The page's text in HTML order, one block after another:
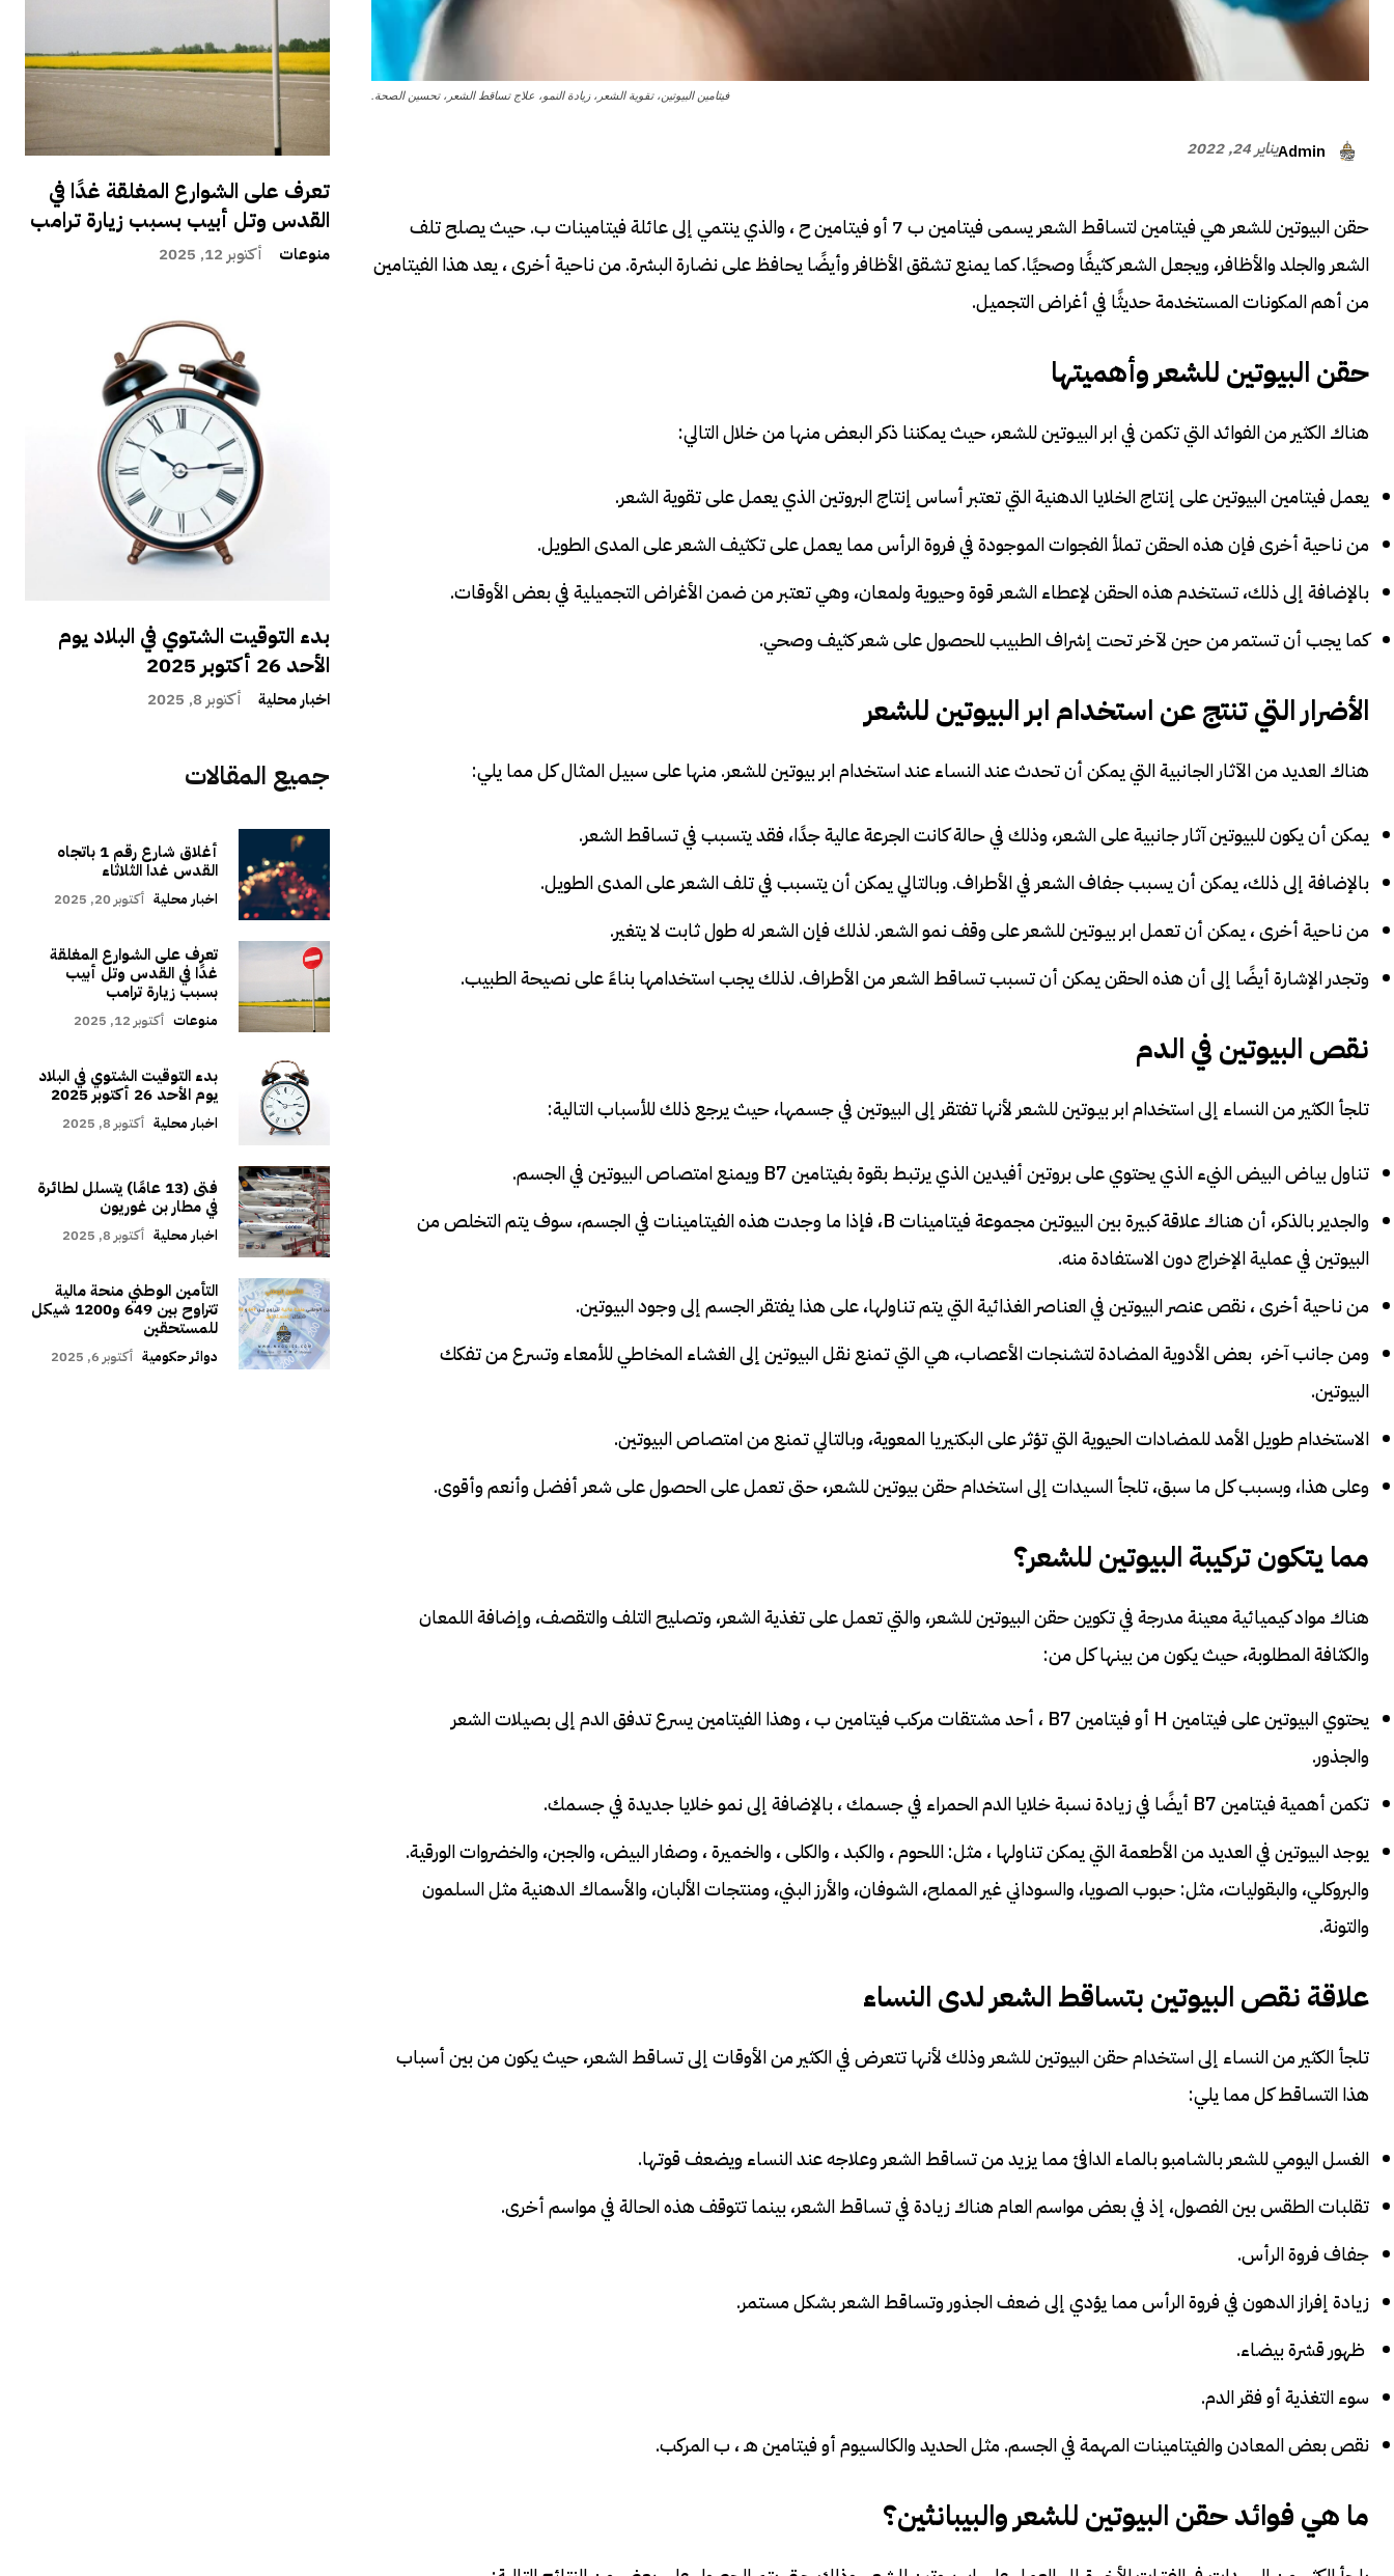
تعرف على الشوارع المغلقة غدًا في
القدس وتل أبيب بسبب زيارة ترامب
منوعات أكتوبر 12, 2025
بدء التوقيت الشتوي في البلاد يوم
الأحد 26 أكتوبر 2025
اخبار محلية أكتوبر 8, 2025
جميع المقالات
أغلاق شارع رقم 1 باتجاه
القدس غدا الثلاثاء
اخبار محلية أكتوبر 20, 2025
تعرف على الشوارع المغلقة
غدًا في القدس وتل أبيب
بسبب زيارة ترامب
منوعات أكتوبر 12, 2025
بدء التوقيت الشتوي في البلاد
يوم الأحد 26 أكتوبر 2025
اخبار محلية أكتوبر 8, 2025
فتى (13 عامًا) يتسلل لطائرة
في مطار بن غوريون
اخبار محلية أكتوبر 8, 2025
التأمين الوطني منحة مالية
تتراوح بين 649 و1200 شيكل
للمستحقين
دوائر حكومية أكتوبر 6, 2025
فيتامين البيوتين، تقوية الشعر، زيادة النمو، علاج تساقط الشعر، تحسين الصحة.
يناير 24, 2022Admin
حقن البيوتين للشعر هي فيتامين لتساقط الشعر يسمى فيتامين ب 7 أو فيتامين ح ، والذي ينتمي إلى عائلة فيتامينات ب. حيث يصلح تلف
الشعر والجلد والأظافر، ويجعل الشعر كثيفًا وصحيًا. كما يمنع تشقق الأظافر وأيضًا يحافظ على نضارة البشرة. من ناحية أخرى ، يعد هذا الفيتامين
من أهم المكونات المستخدمة حديثًا في أغراض التجميل.
حقن البيوتين للشعروأهميتها
هناك الكثير من الفوائد التي تكمن في ابر البيـوتين للشعر، حيث يمكننا ذكر البعض منها من خلال التالي:
يعمل فيتامين البيوتين على إنتاج الخلايا الدهنية التي تعتبر أساس إنتاج البروتين الذي يعمل على تقوية الشعر.
من ناحية أخرى فإن هذه الحقن تملأ الفجوات الموجودة في فروة الرأس مما يعمل على تكثيف الشعر على المدى الطويل.
بالإضافة إلى ذلك، تستخدم هذه الحقن لإعطاء الشعر قوة وحيوية ولمعان، وهي تعتبر من ضمن الأغراض التجميلية في بعض الأوقات.
كما يجب أن تستمر من حين لآخر تحت إشراف الطبيب للحصول على شعر كثيف وصحي.
الأضرار التي تنتج عن استخدام ابر البيوتين للشعر
هناك العديد من الآثار الجانبية التي يمكن أن تحدث عند النساء عند استخدام ابر بيوتين للشعر. منها على سبيل المثال كل مما يلي:
يمكن أن يكون للبيوتين آثار جانبية على الشعر، وذلك في حالة كانت الجرعة عالية جدًا، فقد يتسبب في تساقط الشعر.
بالإضافة إلى ذلك، يمكن أن يسبب جفاف الشعر في الأطراف. وبالتالي يمكن أن يتسبب في تلف الشعر على المدى الطويل.
من ناحية أخرى ، يمكن أن تعمل ابر بيـوتين للشعر على وقف نمو الشعر. لذلك فإن الشعر له طول ثابت لا يتغير.
وتجدر الإشارة أيضًا إلى أن هذه الحقن يمكن أن تسبب تساقط الشعر من الأطراف. لذلك يجب استخدامها بناءً على نصيحة الطبيب.
نقص البيوتين في الدم
تلجأ الكثير من النساء إلى استخدام ابر بيـوتين للشعر لأنها تفتقر إلى البيوتين في جسمها، حيث يرجع ذلك للأسباب التالية:
تناول بياض البيض النيء الذي يحتوي على بروتين أفيدين الذي يرتبط بقوة بفيتامين B7 ويمنع امتصاص البيوتين في الجسم.
والجدير بالذكر، أن هناك علاقة كبيرة بين البيوتين مجموعة فيتامينات B، فإذا ما وجدت هذه الفيتامينات في الجسم، سوف يتم التخلص من
البيوتين في عملية الإخراج دون الاستفادة منه.
من ناحية أخرى ، نقص عنصر البيوتين في العناصر الغذائية التي يتم تناولها، على هذا يفتقر الجسم إلى وجود البيوتين.
ومن جانب آخر، بعض الأدوية المضادة لتشنجات الأعصاب، هي التي تمنع نقل البيوتين إلى الغشاء المخاطي للأمعاء وتسرع من تفكك
البيوتين.
الاستخدام طويل الأمد للمضادات الحيوية التي تؤثر على البكتيريا المعوية، وبالتالي تمنع من امتصاص البيوتين.
وعلى هذا، وبسبب كل ما سبق، تلجأ السيدات إلى استخدام حقن بيوتين للشعر،حتى تعمل على الحصول على شعر أفضل وأنعم وأقوى.
مما يتكون تركيبة البيوتين للشعر؟
هناك مواد كيميائية معينة مدرجة في تكوين حقن البيوتين للشعر، والتي تعمل على تغذية الشعر، وتصليح التلف والتقصف، وإضافة اللمعان
والكثافة المطلوبة، حيث يكون من بينها كل من:
يحتوي البيوتين على فيتامين H أو فيتامين B7 ، أحد مشتقات مركب فيتامين ب ، وهذا الفيتامين يسرع تدفق الدم إلى بصيلات الشعر
والجذور.
تكمن أهمية فيتامين B7 أيضًا في زيادة نسبة خلايا الدم الحمراء في جسمك ، بالإضافة إلى نمو خلايا جديدة في جسمك.
يوجد البيوتين في العديد من الأطعمة التي يمكن تناولها ، مثل: اللحوم ، والكبد ، والكلى ، والخميرة ، وصفار البيض، والجبن، والخضروات الورقية.
والبروكلي، والبقوليات، مثل: حبوب الصويا، والسوداني غير المملح، الشوفان، والأرز البني، ومنتجات الألبان، والأسماك الدهنية مثل السلمون
والتونة.
علاقة نقص البيوتين بتساقط الشعر لدى النساء
تلجأ الكثير من النساء إلى استخدام حقن البيوتين للشعر وذلك لأنها تتعرض في الكثير من الأوقات إلى تساقط الشعر، حيث يكون من بين أسباب
هذا التساقط كل مما يلي:
الغسل اليومي للشعر بالشامبو بالماء الدافئ مما يزيد من تساقط الشعر وعلاجه عند النساء ويضعف قوتها.
تقلبات الطقس بين الفصول، إذ في بعض مواسم العام هناك زيادة في تساقط الشعر، بينما تتوقف هذه الحالة في مواسم أخرى.
جفاف فروة الرأس.
زيادة إفراز الدهون في فروة الرأس مما يؤدي إلى ضعف الجذور وتساقط الشعر بشكل مستمر.
ظهور قشرة بيضاء.
سوء التغذية أو فقر الدم.
نقص بعض المعادن والفيتامينات المهمة في الجسم. مثل الحديد والكالسيوم أو فيتامين هـ ، ب المركب.
ما هي فوائدحقن البيوتين للشعروالبيبانثين؟